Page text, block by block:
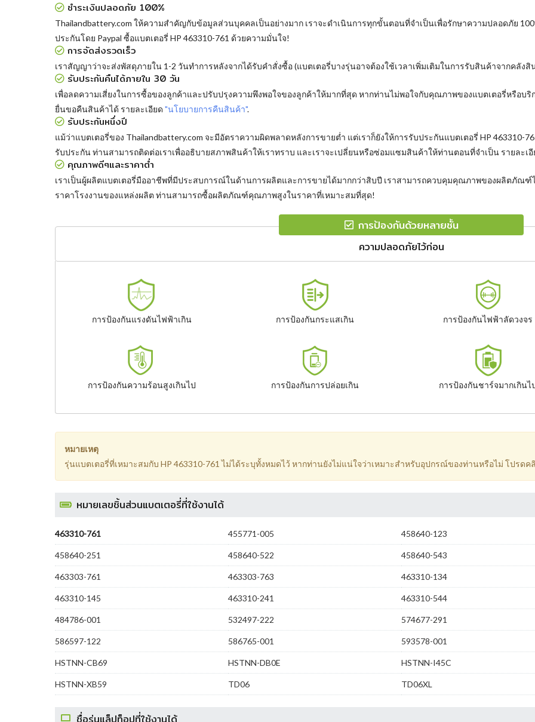
ชำระเงินปลอดภัย 100%
Thailandbattery.com ให้ความสำคัญกับข้อมูลส่วนบุคคลเป็นอย่างมาก เราจะดำเนินการทุกขั้นตอนที่จำเป็นเพื่อรักษาความปลอดภัย
ประกันโดย Paypal ซื้อแบตเตอรี่ HP 463310-761 ด้วยความมั่นใจ!
การจัดส่งรวดเร็ว
เราสัญญาว่าจะส่งพัสดุภายใน 1-2 วันทำการหลังจากได้รับคำสั่งซื้อ (แบตเตอรี่บางรุ่นอาจต้องใช้เวลาเพิ่มเติมในการรับสินค้าจากคลั
รับประกันคืนได้ภายใน 30 วัน
เพื่อลดความเสี่ยงในการซื้อของลูกค้าและปรับปรุงความพึงพอใจของลูกค้าให้มากที่สุด หากท่านไม่พอใจกับคุณภาพของแบตเตอรี่หรือบริ
ยื่นขอคืนสินค้าได้ รายละเอียด "นโยบายการคืนสินค้า".
รับประกันหนึ่งปี
แม้ว่าแบตเตอรี่ของ Thailandbattery.com จะมีอัตราความผิดพลาดหลังการขายต่ำ แต่เราก็ยังให้การรับประกันแบตเตอรี่ HP 463310-
รับประกัน ท่านสามารถติดต่อเราเพื่ออธิบายสภาพสินค้าให้เราทราบ และเราจะเปลี่ยนหรือซ่อมแซมสินค้าให้ท่านตอนที่จำเป็น รายละเอี
คุณภาพดีๆและราคาต่ำ
เราเป็นผู้ผลิตแบตเตอรี่มืออาชีพที่มีประสบการณ์ในด้านการผลิตและการขายได้มากกว่าสิบปี เราสามารถควบคุมคุณภาพของผลิตภัณ
ราคาโรงงานของแหล่งผลิต ท่านสามารถซื้อผลิตภัณฑ์คุณภาพสูงในราคาที่เหมาะสมที่สุด!
การป้องกันด้วยหลายชั้น
ความปลอดภัยไว้ก่อน
การป้องกันแรงดันไฟฟ้าเกิน การป้องกันกระแสเกิน การป้องกันไฟฟ้าลัดวงจร
การป้องกันความร้อนสูงเกินไป การป้องกันการปล่อยเกิน การป้องกันชาร์จมากเกินไ
หมายเหตุ
รุ่นแบตเตอรี่ที่เหมาะสมกับ HP 463310-761 ไม่ได้ระบุทั้งหมดไว้ หากท่านยังไม่แน่ใจว่าเหมาะสำหรับอุปกรณ์ของท่านหรือไม่ โปรดค
หมายเลขชิ้นส่วนแบตเตอรี่ที่ใช้งานได้
463310-761 455771-005 458640-123
458640-251 458640-522 458640-543
463303-761 463303-763 463310-134
463310-145 463310-241 463310-544
484786-001 532497-222 574677-291
586597-122 586765-001 593578-001
HSTNN-CB69 HSTNN-DB0E HSTNN-I45C
HSTNN-XB59 TD06 TD06XL